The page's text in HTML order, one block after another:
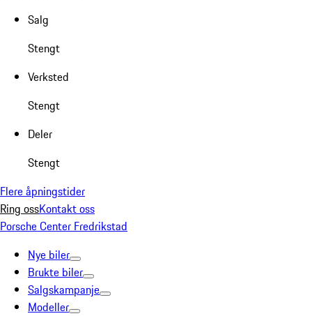
Salg
Stengt
Verksted
Stengt
Deler
Stengt
Flere åpningstider
Ring ossKontakt oss
Porsche Center Fredrikstad
Nye biler
Brukte biler
Salgskampanje
Modeller